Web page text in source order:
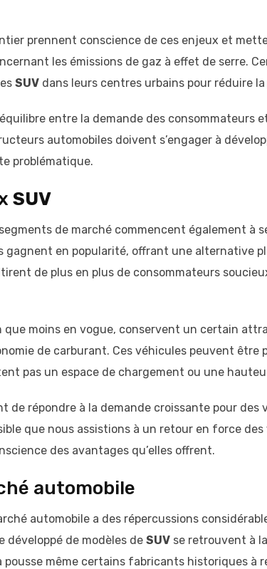
prennent conscience de ces enjeux et
les émissions de gaz à effet de serre.
SUV dans leurs centres urbains pour réduire
entre la demande des consommateurs
automobiles doivent s’engager à
problématique.
SUV
de marché commencent également à
gagnent en popularité, offrant une alternative
de plus en plus de consommateurs
que moins en vogue, conservent un certain
de carburant. Ces véhicules peuvent être
pas un espace de chargement ou une
répondre à la demande croissante pour des
que nous assistions à un retour en force
des avantages qu’elles offrent.
automobile
automobile a des répercussions
développé de modèles de SUV se retrouvent à
pousse même certains fabricants historiques à